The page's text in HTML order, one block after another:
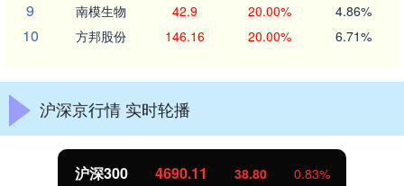
9 南模生物 42.9 20.00% 4.86%
10 方邦股份 146.16 20.00% 6.71%
沪深京行情 实时轮播
38.80 0.83% 北证50